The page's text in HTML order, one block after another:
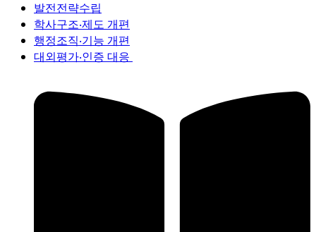
발전전략수립
학사구조‧제도 개편
행정조직‧기능 개편
대외평가‧인증 대응